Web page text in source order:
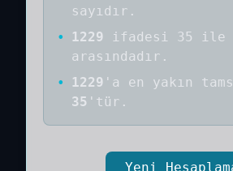
sayıdır .
•
1229
ifadesi 35 ile
arasındadır.
•
1229 'a en yakın
35 'tür.
Yeni